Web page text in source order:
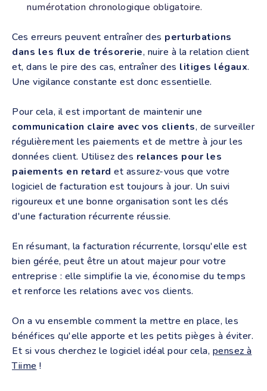
numérotation chronologique obligatoire.
Ces erreurs peuvent entraîner des perturbations
dans les flux de trésorerie, nuire à la relation client
et, dans le pire des cas, entraîner des litiges légaux.
Une vigilance constante est donc essentielle.
Pour cela, il est important de maintenir une
communication claire avec vos clients, de surveiller
régulièrement les paiements et de mettre à jour les
données client. Utilisez des relances pour les
paiements en retard et assurez-vous que votre
logiciel de facturation est toujours à jour. Un suivi
rigoureux et une bonne organisation sont les clés
d'une facturation récurrente réussie.
En résumant, la facturation récurrente, lorsqu'elle est
bien gérée, peut être un atout majeur pour votre
entreprise : elle simplifie la vie, économise du temps
et renforce les relations avec vos clients.
On a vu ensemble comment la mettre en place, les
bénéfices qu'elle apporte et les petits pièges à éviter.
Et si vous cherchez le logiciel idéal pour cela, pensez à
Tiime !